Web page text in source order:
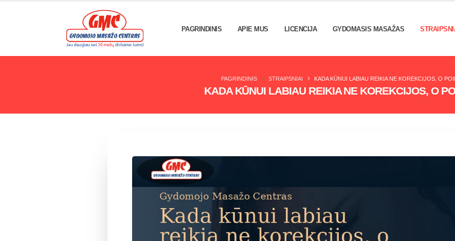
PAGRINDINIS APIE MUS LICENCIJA GYDOMASIS MASAŽAS
KADA KŪNUI LABIAU REIKIA NE KOREKCIJOS, O
PAGRINDINIS STRAIPSNIAI KADA KŪNUI LABIAU REIKIA NE KOREKCIJOS, O